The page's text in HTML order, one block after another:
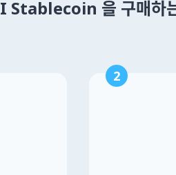
을 구매하
2